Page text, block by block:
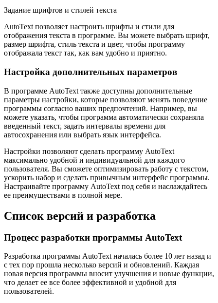
Задание шрифтов и стилей текста
AutoText позволяет настроить шрифты и стили для
отображения текста в программе. Вы можете выбрать шрифт,
размер шрифта, стиль текста и цвет, чтобы программу
отображала текст так, как вам удобно и приятно.
Настройка дополнительных параметров
В программе AutoText также доступны дополнительные
параметры настройки, которые позволяют менять поведение
программы согласно ваших предпочтений. Например, вы
можете указать, чтобы программа автоматически сохраняла
введенный текст, задать интервалы времени для
автосохранения или выбрать язык интерфейса.
Настройки позволяют сделать программу AutoText
максимально удобной и индивидуальной для каждого
пользователя. Вы сможете оптимизировать работу с текстом,
ускорить набор и сделать привычным интерфейс программы.
Настраивайте программу AutoText под себя и наслаждайтесь
ее преимуществами в полной мере.
Список версий и разработка
Процесс разработки программы AutoText
Разработка программы AutoText началась более 10 лет назад и
с тех пор прошла несколько версий и обновлений. Каждая
новая версия программы вносит улучшения и новые функции,
что делает ее все более эффективной и удобной для
пользователей.